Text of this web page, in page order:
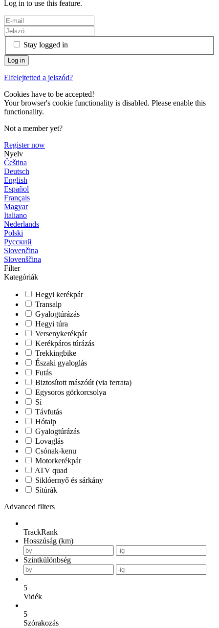
Log in to use this feature.
Stay logged in
Elfelejtetted a jelszód?
Cookies have to be accepted!
Your browser's cookie functionality is disabled. Please enable this
functionality.
Not a member yet?
Register now
Nyelv
Čeština
Deutsch
English
Español
Français
Magyar
Italiano
Nederlands
Polski
Русский
Slovenčina
Slovenščina
Filter
Kategóriák
Hegyi kerékpár
Transalp
Gyalogtúrázás
Hegyi túra
Versenykerékpár
Kerékpáros túrázás
Trekkingbike
Északi gyaloglás
Futás
Biztosított mászóút (via ferrata)
Egysoros görkorcsolya
Sí
Távfutás
Hótalp
Gyalogtúrázás
Lovaglás
Csónak-kenu
Motorkerékpár
ATV quad
Siklóernyő és sárkány
Sítúrák
Advanced filters
TrackRank
Hosszúság (km)
Szintkülönbség
5
Vidék
5
Szórakozás